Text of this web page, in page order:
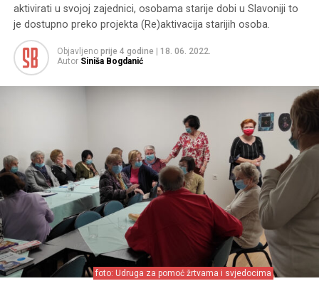
aktivirati u svojoj zajednici, osobama starije dobi u Slavoniji to
je dostupno preko projekta (Re)aktivacija starijih osoba.
Objavljeno prije 4 godine
18. 06. 2022.
Autor Siniša Bogdanić
foto: Udruga za pomoć žrtvama i svjedocima